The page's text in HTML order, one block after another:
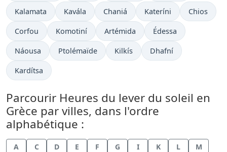
Kalamata Kavála Chaniá Kateríni Chios
Corfou Komotiní Artémida Édessa
Náousa Ptolémaïde Kilkís Dhafní
Kardítsa
Parcourir Heures du lever du soleil en
Grèce par villes, dans l'ordre
alphabétique :
A C D E F G I K L
M